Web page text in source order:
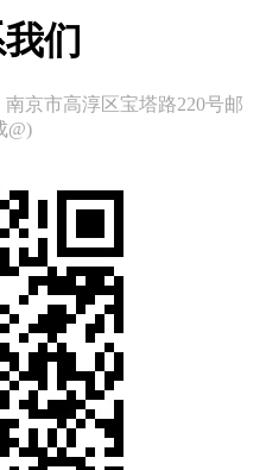
们
南京市高淳区宝塔路220号邮
@)